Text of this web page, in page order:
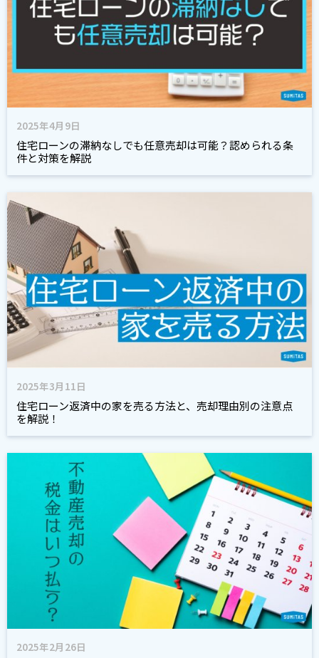
2025年4月9日
住宅ローンの滞納なしでも任意売却は可能？認められる条
件と対策を解説
2025年3月11日
住宅ローン返済中の家を売る方法と、売却理由別の注意点
を解説！
2025年2月26日